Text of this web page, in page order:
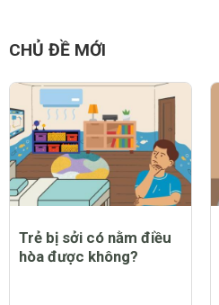
CHỦ ĐỀ MỚI
Trẻ bị sởi có nằm điều
hòa được không?